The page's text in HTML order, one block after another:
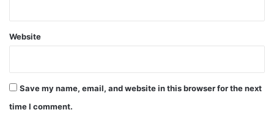
Website
Save my name, email, and website in this browser for the next
time I comment.